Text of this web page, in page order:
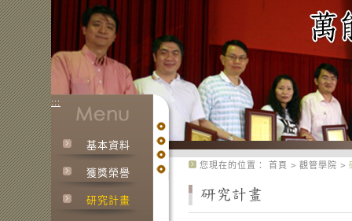
:::
基本資料
獲獎榮譽
研究計畫
您現在的位置： 首頁 > 觀管學院 >